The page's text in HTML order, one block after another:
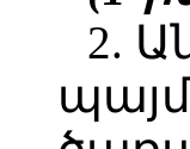
2.